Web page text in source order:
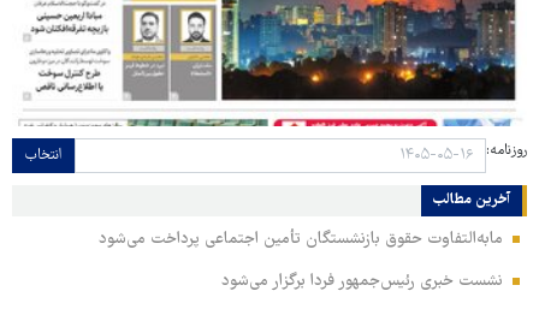
روزنامه: انتخاب
آخرین مطالب
مابه‌التفاوت حقوق بازنشستگان تأمین اجتماعی پرداخت می‌شود
نشست خبری رئیس‌جمهور فردا برگزار می‌شود